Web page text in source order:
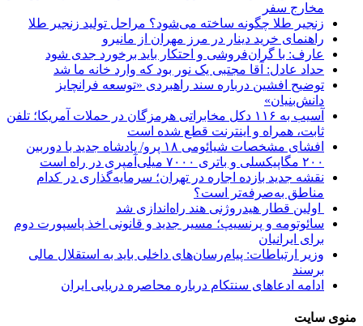
مخارج سفر
زنجیر طلا چگونه ساخته می‌شود؟ مراحل تولید زنجیر طلا
راهنمای خرید دینار در مرز مهران از مانیرو
عارف: با گران‌فروشی و احتکار باید برخورد جدی شود
حداد عادل: آقا مجتبی یک نور بود که وارد خانه ما شد
توضیح افشین درباره سند راهبردی «توسعه فرانچایز
دانش‌بنیان»
آسیب به ۱۱۶ دکل مخابراتی هرمزگان در حملات آمریکا؛ تلفن
ثابت، همراه و اینترنت ‌قطع شده است
افشای مشخصات شیائومی ۱۸ پرو/ پادشاه جدید با دوربین
۲۰۰ مگاپیکسلی و باتری ۷۰۰۰ میلی‌آمپری در راه است
نقشه جدید بازده اجاره در تهران؛ سرمایه‌گذاری در کدام
مناطق به‌صرفه‌تر است؟
اولین قطار هیدروژنی هند راه‌اندازی شد
سائوتومه و پرنسیپ؛ مسیر جدید و قانونی اخذ پاسپورت دوم
برای ایرانیان
وزیر ارتباطات: پیام‌رسان‌های داخلی باید به استقلال مالی
برسند
ادامه ادعاهای سنتکام درباره محاصره دریایی ایران
منوی سایت